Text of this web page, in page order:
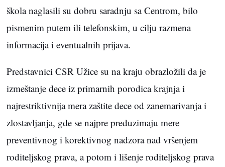
škola naglasili su dobru saradnju sa Centrom, bilo
pismenim putem ili telefonskim, u cilju razmena
informacija i eventualnih prijava.
Predstavnici CSR Užice su na kraju obrazložili da je
izmeštanje dece iz primarnih porodica krajnja i
najrestriktivnija mera zaštite dece od zanemarivanja i
zlostavljanja, gde se najpre preduzimaju mere
preventivnog i korektivnog nadzora nad vršenjem
roditeljskog prava, a potom i lišenje roditeljskog prava